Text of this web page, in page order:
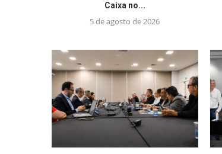
Caixa no...
5 de agosto de 2026